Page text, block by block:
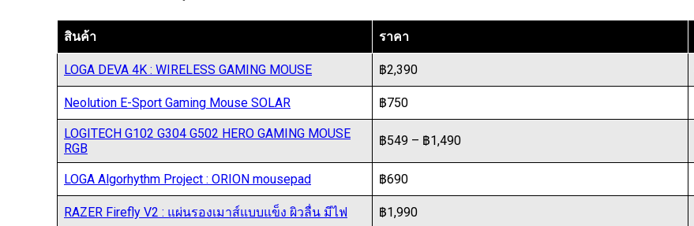
สินค้า ราคา
LOGA DEVA 4K : WIRELESS GAMING MOUSE ฿2,390
Neolution E-Sport Gaming Mouse SOLAR ฿750
LOGITECH G102 G304 G502 HERO GAMING MOUSE
RGB
฿549 – ฿1,490
LOGA Algorhythm Project : ORION mousepad ฿690
RAZER Firefly V2 : แผ่นรองเมาส์แบบแข็ง ผิวลื่น มีไฟ ฿1,990